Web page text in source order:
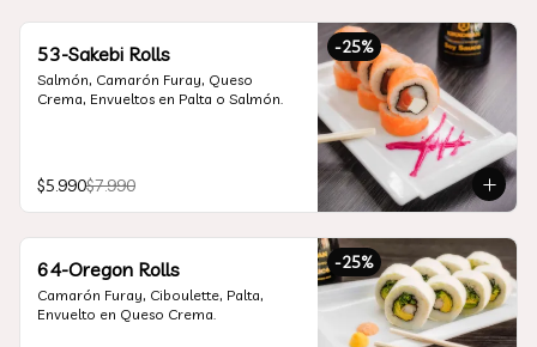
-25%
53-Sakebi Rolls
Salmón, Camarón Furay, Queso
Crema, Envueltos en Palta o Salmón.
$5.990$7.990
-25%
64-Oregon Rolls
Camarón Furay, Ciboulette, Palta,
Envuelto en Queso Crema.